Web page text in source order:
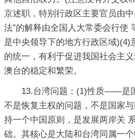
京述职，特别行政区主要官员由
法”的解释由全国人大常委会行使
是中央领导下的地方行政区域)(4)
的统一，有利于促进我国社会主
澳台的稳定和繁荣。
13.台湾问题：(1)性质——是国
不是恢复主权的问题，不是国家
持一个中国原则，是发展两岸关
础。其核心是大陆和台湾同属一